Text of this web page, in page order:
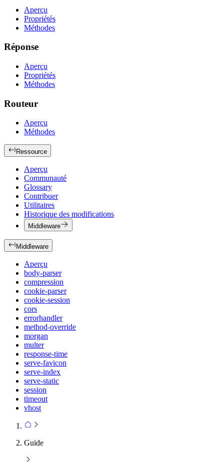
Aperçu
Propriétés
Méthodes
Réponse
Aperçu
Propriétés
Méthodes
Routeur
Aperçu
Méthodes
Ressource
Aperçu
Communauté
Glossary
Contribuer
Utilitaires
Historique des modifications
Middleware
Middleware
Aperçu
body-parser
compression
cookie-parser
cookie-session
cors
errorhandler
method-override
morgan
multer
response-time
serve-favicon
serve-index
serve-static
session
timeout
vhost
Guide